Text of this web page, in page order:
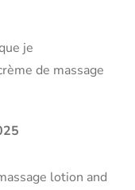
je
de massage
lotion and